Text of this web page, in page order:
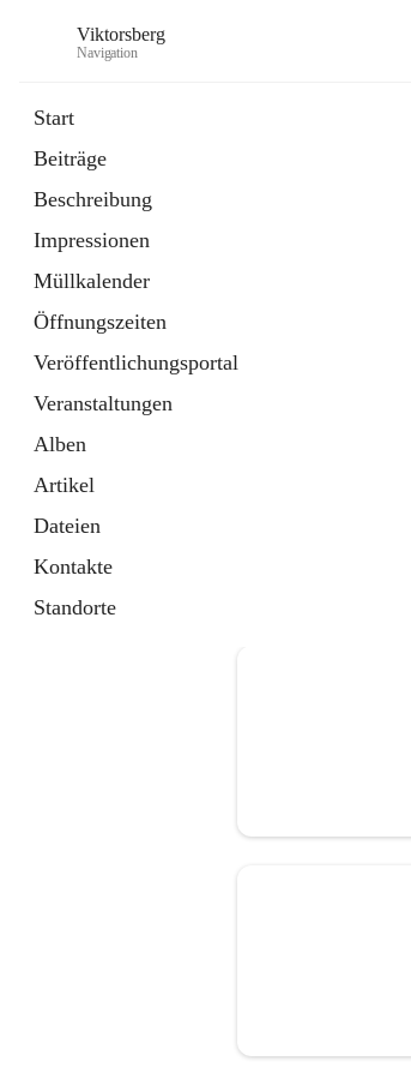
Viktorsberg
Navigation
Start
Beiträge
Beschreibung
Impressionen
Müllkalender
Öffnungszeiten
Veröffentlichungsportal
Veranstaltungen
Alben
Artikel
Dateien
Kontakte
Standorte